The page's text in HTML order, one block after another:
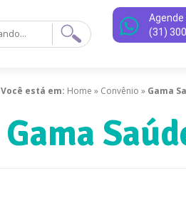
(31)
Você está em: Home » Convênio » Gama
Gama